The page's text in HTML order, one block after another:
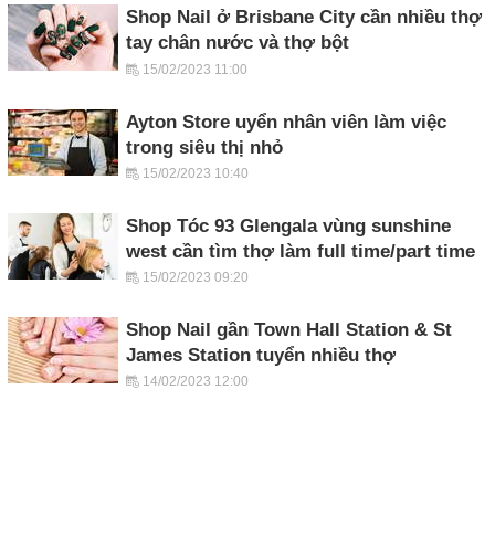
Shop Nail ở Brisbane City cần nhiều thợ
tay chân nước và thợ bột
15/02/2023 11:00
Ayton Store uyển nhân viên làm việc
trong siêu thị nhỏ
15/02/2023 10:40
Shop Tóc 93 Glengala vùng sunshine
west cần tìm thợ làm full time/part time
15/02/2023 09:20
Shop Nail gần Town Hall Station & St
James Station tuyển nhiều thợ
14/02/2023 12:00